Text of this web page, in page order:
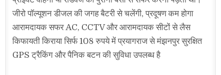
जीरो पॉल्यूशन डीजल की जगह बैटरी से चलेंगी, प्रदूषण कम होगा
आरामदायक सफर AC, CCTV और आरामदायक सीटों से लैस
किफायती किराया सिर्फ 108 रुपये में प्रयागराज से मंझनपुर सुरक्षित
GPS ट्रैकिंग और पैनिक बटन की सुविधा उपलब्ध है